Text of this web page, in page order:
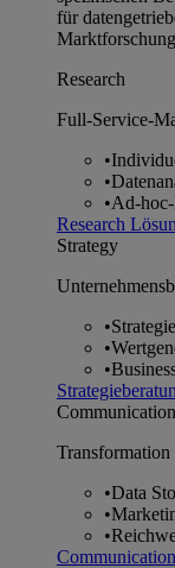
für
Research
Full-Service-
•
•
•Ad-
Research
Strategy
•
•
•
Communication
•Data
•
•